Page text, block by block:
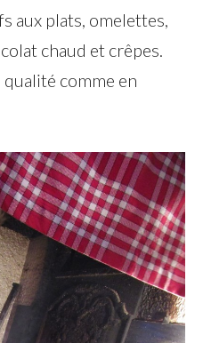
aux plats, omelettes,
chaud et crêpes.
qualité comme en